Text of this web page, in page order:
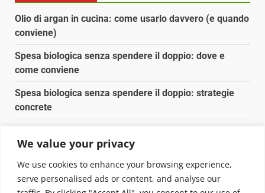
We value your privacy
We use cookies to enhance your browsing experience,
serve personalised ads or content, and analyse our
Olio di argan in cucina: come usarlo davvero (e quando
conviene)
Spesa biologica senza spendere il doppio: dove e
come conviene
Spesa biologica senza spendere il doppio: strategie
concrete
Pulizia naturale della casa: 3 ingredienti che
sostituiscono 10 prodotti chimici